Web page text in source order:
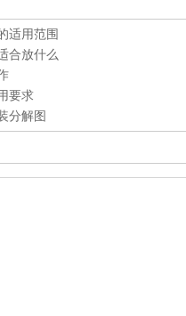
适用范围
合放什么
要求
分解图